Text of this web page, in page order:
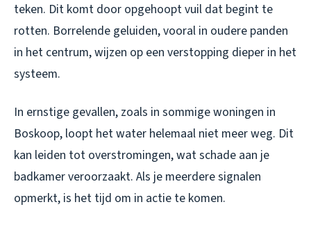
teken. Dit komt door opgehoopt vuil dat begint te
rotten. Borrelende geluiden, vooral in oudere panden
in het centrum, wijzen op een verstopping dieper in het
systeem.
In ernstige gevallen, zoals in sommige woningen in
Boskoop, loopt het water helemaal niet meer weg. Dit
kan leiden tot overstromingen, wat schade aan je
badkamer veroorzaakt. Als je meerdere signalen
opmerkt, is het tijd om in actie te komen.